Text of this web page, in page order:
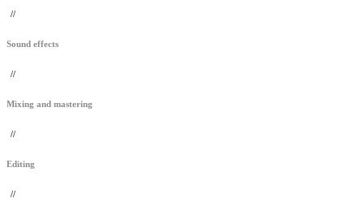
//
Sound effects
//
Mixing and mastering
//
Editing
//